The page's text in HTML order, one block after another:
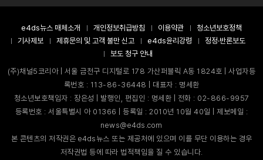
e4ds뉴스 매체소개 개인정보취급방침 이용약관
청소년보호정책
기사제보
제휴문의 및 고객 불만 신고 e4ds윤리강령
정정·반론보도
보도 청구 안내
(주)채널5코리아 | 서울 금천구 디지털로 178 가산퍼블릭 A동 1824호 | 사업자등
록번호 : 113-86-36448 | 대표자 : 명세환
청소년보호책임자 : 장은성 | 발행인, 편집인 : 명세환 | 전화 : 02-866-9957
등록번호 : 서울특별시 아 01366 | 등록일 : 2010년 10월 40일 | 제보메일 :
news@e4ds.com
본 콘텐츠의 저작권은 e4ds뉴스 또는 제공처에 있으며 이를 무단 이용하는 경우
저작권법 등에 따라 법적책임을 질 수 있습니다.